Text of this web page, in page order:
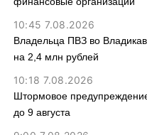
10:45 7.08.2026
Владельца ПВЗ во
на 2,4 млн рублей
10:18 7.08.2026
Штормовое
до 9 августа